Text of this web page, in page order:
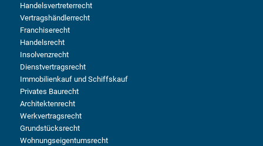
Handelsvertreterrecht
Vertragshändlerrecht
Franchiserecht
Handelsrecht
Insolvenzrecht
Dienstvertragsrecht
Immobilienkauf und Schiffskauf
Privates Baurecht
Architektenrecht
Werkvertragsrecht
Grundstücksrecht
Wohnungseigentumsrecht